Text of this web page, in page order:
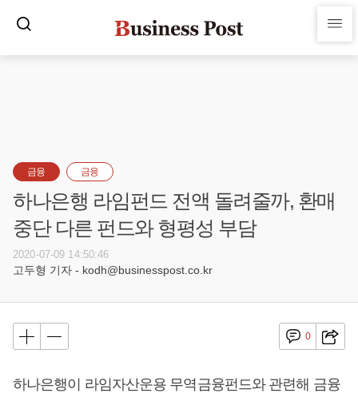
금융 금융
하나은행 라임펀드 전액 돌려줄까, 환매
중단 다른 펀드와 형평성 부담
2020-07-09 14:50:46
고두형 기자 - kodh@businesspost.co.kr
0
하나은행이 라임자산운용 무역금융펀드와 관련해 금융